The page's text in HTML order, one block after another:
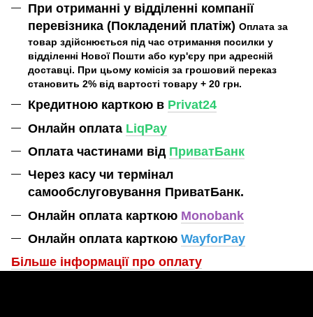
При отриманні у відділенні компанії
перевізника (Покладений платіж) Оплата за
товар здійснюється під час отримання посилки у
відділенні Нової Пошти або кур'єру при адресній
доставці. При цьому комісія за грошовий переказ
становить 2% від вартості товару + 20 грн.
Кредитною карткою в Privat24
Онлайн оплата LiqPay
Оплата частинами від ПриватБанк
Через касу чи термінал
самообслуговування ПриватБанк.
Онлайн оплата карткою Monobank
Онлайн оплата карткою WayforPay
Більше інформації про оплату